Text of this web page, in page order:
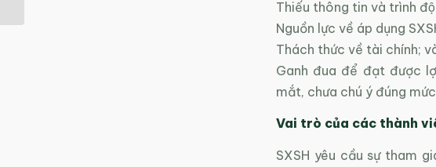
Thiếu thông tin và trình
Nguồn lực về áp dụng
Thách thức về tài chính;
Ganh đua để đạt được
mắt, chưa chú ý đúng
Vai trò của các thành
SXSH yêu cầu sự tham